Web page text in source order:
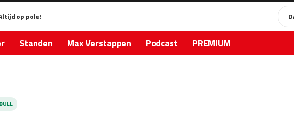
op pole!
Standen Max Verstappen Podcast PREMIUM